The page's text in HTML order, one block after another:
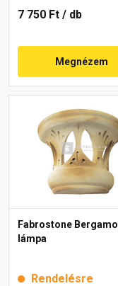
7 750 Ft / db
Megnézem
Fabrostone Bergamo
lámpa
Rendelésre